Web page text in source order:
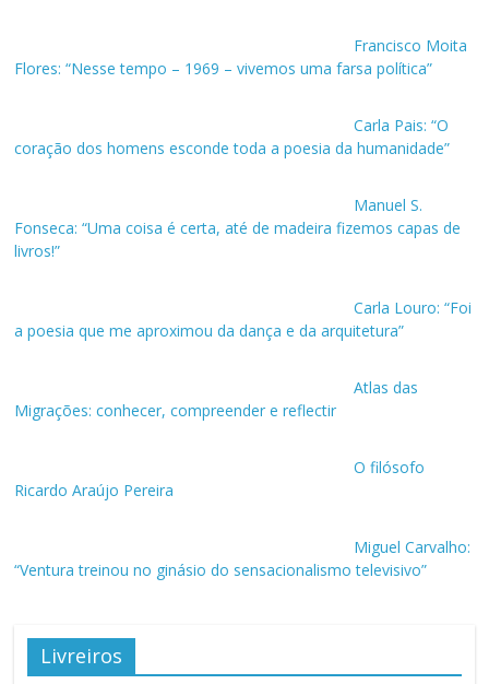
Francisco Moita
Flores: “Nesse tempo – 1969 – vivemos uma farsa política”
Carla Pais: “O
coração dos homens esconde toda a poesia da humanidade”
Manuel S.
Fonseca: “Uma coisa é certa, até de madeira fizemos capas de
livros!”
Carla Louro: “Foi
a poesia que me aproximou da dança e da arquitetura”
Atlas das
Migrações: conhecer, compreender e reflectir
O filósofo
Ricardo Araújo Pereira
Miguel Carvalho:
“Ventura treinou no ginásio do sensacionalismo televisivo”
Livreiros